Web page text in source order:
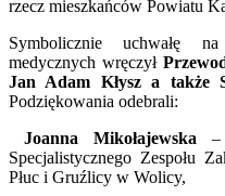
rzecz mieszkańców Powiatu
Symbolicznie uchwałę
medycznych wręczył
Jan Adam Kłysz a także
Podziękowania odebrali:
Joanna Mikołajewska –
Specjalistycznego Zespołu
Płuc i Gruźlicy w Wolicy,